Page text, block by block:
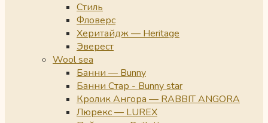
Стиль
Фловерс
Херитайдж — Heritage
Эверест
Wool sea
Банни — Bunny
Банни Стар - Bunny star
Кролик Ангора — RABBIT ANGORA
Люрекс — LUREX